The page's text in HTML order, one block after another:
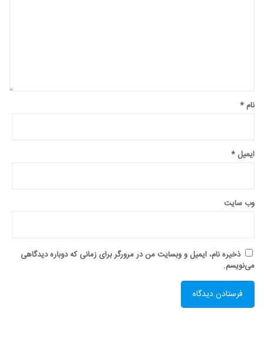
نام *
ایمیل *
وب‌ سایت
ذخیره نام، ایمیل و وبسایت من در مرورگر برای زمانی که دوباره دیدگاهی
می‌نویسم.